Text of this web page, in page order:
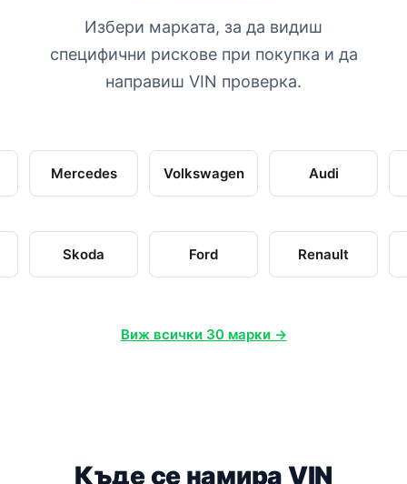
Избери марката, за да видиш
специфични рискове при покупка и да
направиш VIN проверка.
Mercedes Volkswagen Audi
Skoda Ford Renault
Виж всички 30 марки →
Къде се намира VIN